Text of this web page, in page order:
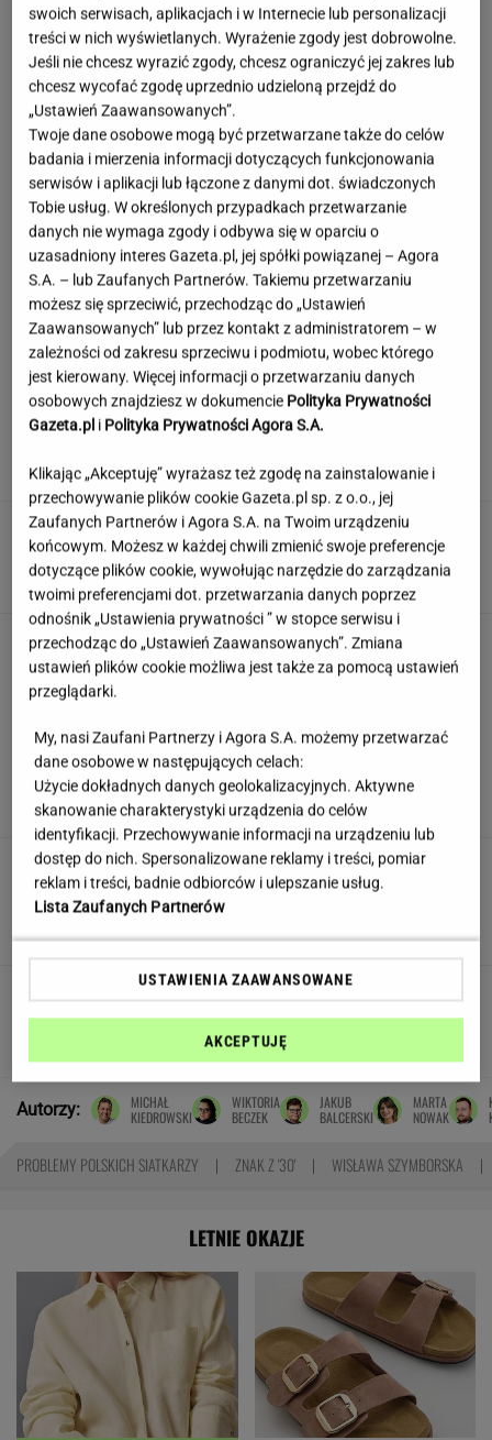
Niezwykłe zjawisko w Polsce. Ekspert radzi
odłożyć płyty CD i okulary
Zmysłowa choreografia Lesar i Zillmann.
Zaprezentowały ją podczas ślubu
Rozpoznasz kraj po trzech słowach? Sprawdź
to w quizie geograficznym
Skandynawskie śniadania mistrzów. Te smaki
budzą lepiej niż kawa
MATERIAŁ PROMOCYJNY
Anastazja Kuś została mistrzynią
świata. "Kariera przez pośladki"? Mamy
komentarz
SUBSKRYPCJA
Pensje lekarzy. Specjalista
hematolog dostał podwyżkę, ale zarabia mniej
SUBSKRYPCJA
Autorzy:
MICHAŁ
KIEDROWSKI
WIKTORIA
BECZEK
JAKUB
BALCERSKI
MARTA
NOWAK
PROBLEMY POLSKICH SIATKARZY ZNAK Z '30' WISŁAWA SZYMBORSKA
LETNIE OKAZJE
swoich serwisach, aplikacjach i w Internecie lub personalizacji
treści w nich wyświetlanych. Wyrażenie zgody jest dobrowolne.
Jeśli nie chcesz wyrazić zgody, chcesz ograniczyć jej zakres lub
chcesz wycofać zgodę uprzednio udzieloną przejdź do
„Ustawień Zaawansowanych”.
Twoje dane osobowe mogą być przetwarzane także do celów
badania i mierzenia informacji dotyczących funkcjonowania
serwisów i aplikacji lub łączone z danymi dot. świadczonych
Tobie usług. W określonych przypadkach przetwarzanie
danych nie wymaga zgody i odbywa się w oparciu o
uzasadniony interes Gazeta.pl, jej spółki powiązanej – Agora
S.A. – lub Zaufanych Partnerów. Takiemu przetwarzaniu
możesz się sprzeciwić, przechodząc do „Ustawień
Zaawansowanych” lub przez kontakt z administratorem – w
zależności od zakresu sprzeciwu i podmiotu, wobec którego
jest kierowany. Więcej informacji o przetwarzaniu danych
osobowych znajdziesz w dokumencie Polityka Prywatności
Gazeta.pl i Polityka Prywatności Agora S.A.
Klikając „Akceptuję” wyrażasz też zgodę na zainstalowanie i
przechowywanie plików cookie Gazeta.pl sp. z o.o., jej
Zaufanych Partnerów i Agora S.A. na Twoim urządzeniu
końcowym. Możesz w każdej chwili zmienić swoje preferencje
dotyczące plików cookie, wywołując narzędzie do zarządzania
twoimi preferencjami dot. przetwarzania danych poprzez
odnośnik „Ustawienia prywatności ” w stopce serwisu i
przechodząc do „Ustawień Zaawansowanych”. Zmiana
ustawień plików cookie możliwa jest także za pomocą ustawień
przeglądarki.
My, nasi Zaufani Partnerzy i Agora S.A. możemy przetwarzać
dane osobowe w następujących celach:
Użycie dokładnych danych geolokalizacyjnych. Aktywne
skanowanie charakterystyki urządzenia do celów
identyfikacji. Przechowywanie informacji na urządzeniu lub
dostęp do nich. Spersonalizowane reklamy i treści, pomiar
reklam i treści, badnie odbiorców i ulepszanie usług.
Lista Zaufanych Partnerów
USTAWIENIA ZAAWANSOWANE
AKCEPTUJĘ